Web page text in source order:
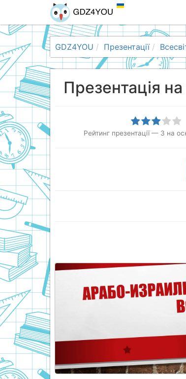
GDZ4YOU Презентації
Презентація
Рейтинг презентації — 3 на